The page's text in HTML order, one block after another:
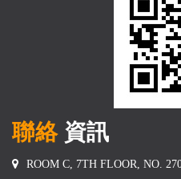
聯絡資訊
ROOM C, 7TH FLOOR, NO.